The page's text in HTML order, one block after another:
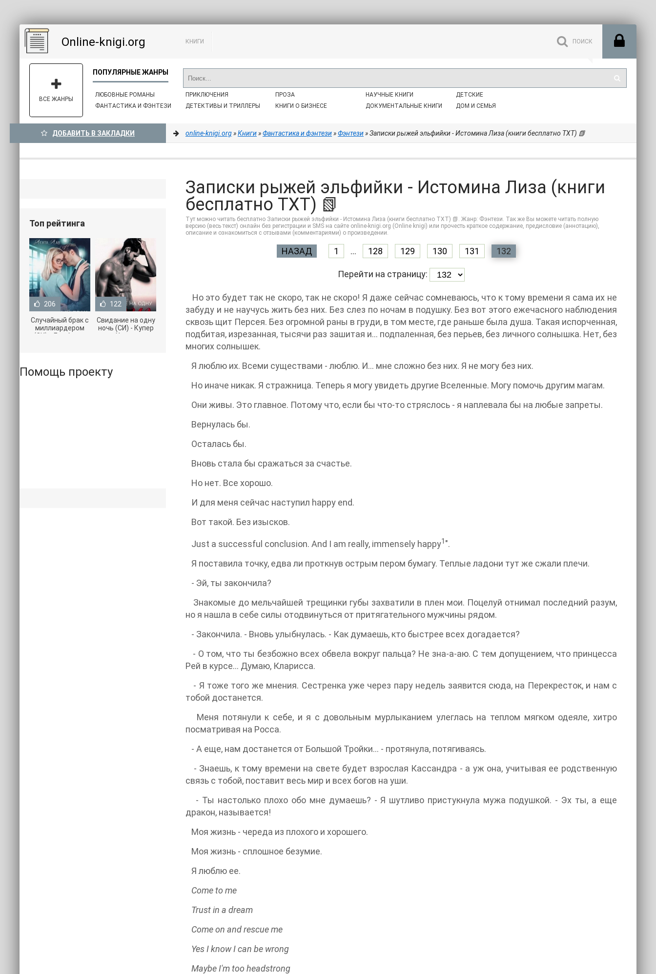
Online-knigi.org КНИГИ
ЛЮБОВНЫЕ РОМАНЫ
ФАНТАСТИКА И ФЭНТЕЗИ
ПРИКЛЮЧЕНИЯ
ДЕТЕКТИВЫ И ТРИЛЛЕРЫ
ПРОЗА
КНИГИ О БИЗНЕСЕ
НАУЧНЫЕ КНИГИ
ДОКУМЕНТАЛЬНЫЕ КНИГИ
ДЕТСКИЕ
ДОМ И СЕМЬЯ
ВСЕ ЖАНРЫ
ДОБАВИТЬ В ЗАКЛАДКИ online-knigi.org»Книги»Фантастика и фэнтези»Фэнтези» Записки рыжей эльфийки - Истомина Лиза (книги бесплатно TXT) 📗
Записки рыжей эльфийки - Истомина Лиза (книги
бесплатно TXT) 📗
Тут можно читать бесплатно Записки рыжей эльфийки - Истомина Лиза (книги бесплатно TXT) 📗. Жанр: Фэнтези. Так же Вы можете читать полную
версию (весь текст) онлайн без регистрации и SMS на сайте online-knigi.org (Online knigi) или прочесть краткое содержание, предисловие (аннотацию),
описание и ознакомиться с отзывами (комментариями) о произведении.
НАЗАД 1 ... 128 129 130 131 132
Перейти на страницу:
Но это будет так не скоро, так не скоро! Я даже сейчас сомневаюсь, что к тому времени я сама их не
забуду и не научусь жить без них. Без слез по ночам в подушку. Без вот этого ежечасного наблюдения
сквозь щит Персея. Без огромной раны в груди, в том месте, где раньше была душа. Такая испорченная,
подбитая, изрезанная, тысячи раз зашитая и... подпаленная, без перьев, без личного солнышка. Нет, без
многих солнышек.
Я люблю их. Всеми существами - люблю. И... мне сложно без них. Я не могу без них.
Но иначе никак. Я стражница. Теперь я могу увидеть другие Вселенные. Могу помочь другим магам.
Они живы. Это главное. Потому что, если бы что-то стряслось - я наплевала бы на любые запреты.
Вернулась бы.
Осталась бы.
Вновь стала бы сражаться за счастье.
Но нет. Все хорошо.
И для меня сейчас наступил happy end.
Вот такой. Без изысков.
Just a successful conclusion. And I am really, immensely happy1 ".
Я поставила точку, едва ли проткнув острым пером бумагу. Теплые ладони тут же сжали плечи.
- Эй, ты закончила?
Знакомые до мельчайшей трещинки губы захватили в плен мои. Поцелуй отнимал последний разум,
но я нашла в себе силы отодвинуться от притягательного мужчины рядом.
- Закончила. - Вновь улыбнулась. - Как думаешь, кто быстрее всех догадается?
- О том, что ты безбожно всех обвела вокруг пальца? Не зна-а-аю. С тем допущением, что принцесса
Рей в курсе... Думаю, Кларисса.
- Я тоже того же мнения. Сестренка уже через пару недель заявится сюда, на Перекресток, и нам с
тобой достанется.
Меня потянули к себе, и я с довольным мурлыканием улеглась на теплом мягком одеяле, хитро
посматривая на Росса.
- А еще, нам достанется от Большой Тройки... - протянула, потягиваясь.
- Знаешь, к тому времени на свете будет взрослая Кассандра - а уж она, учитывая ее родственную
связь с тобой, поставит весь мир и всех богов на уши.
- Ты настолько плохо обо мне думаешь? - Я шутливо пристукнула мужа подушкой. - Эх ты, а еще
дракон, называется!
Моя жизнь - череда из плохого и хорошего.
Моя жизнь - сплошное безумие.
Я люблю ее.
Come to me
Trust in a dream
Come on and rescue me
Yes I know I can be wrong
Maybe I'm too headstrong
Топ рейтинга
206
Случайный брак с
миллиардером
(СИ) - Лав Агата
122
Свидание на одну
ночь (СИ) - Купер
Хелен
Помощь проекту